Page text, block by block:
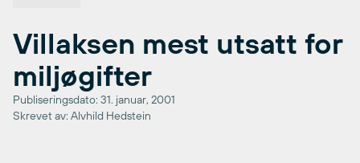
Villaksen mest utsatt for
miljøgifter
Publiseringsdato: 31. januar, 2001
Skrevet av: Alvhild Hedstein